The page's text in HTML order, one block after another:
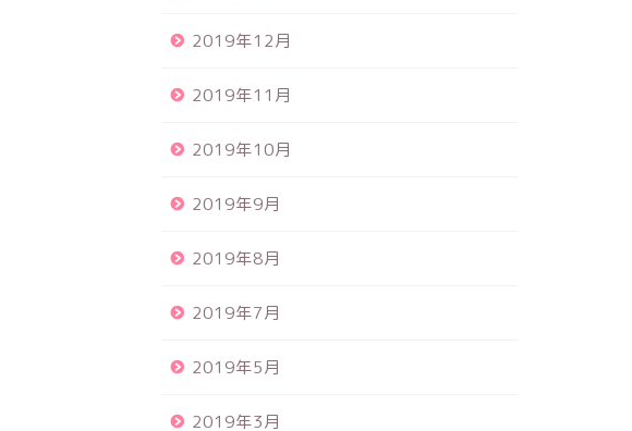
2019年12月
2019年11月
2019年10月
2019年9月
2019年8月
2019年7月
2019年5月
2019年3月